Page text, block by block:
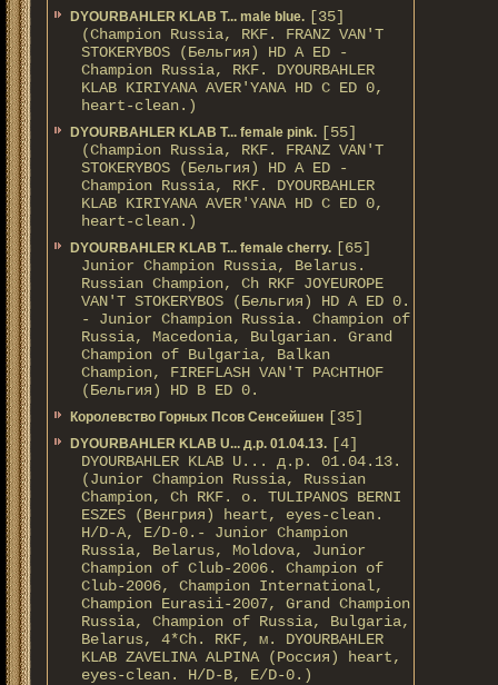
DYOURBAHLER KLAB T... male blue. [35]
(Champion Russia, RKF. FRANZ VAN'T
STOKERYBOS (Бельгия) HD А ED -
Champion Russia, RKF. DYOURBAHLER
KLAB KIRIYANA AVER'YANA HD С ED 0,
heart-clean.)
DYOURBAHLER KLAB T... female pink. [55]
(Champion Russia, RKF. FRANZ VAN'T
STOKERYBOS (Бельгия) HD А ED -
Champion Russia, RKF. DYOURBAHLER
KLAB KIRIYANA AVER'YANA HD С ED 0,
heart-clean.)
DYOURBAHLER KLAB T... female cherry. [65]
Junior Champion Russia, Belarus.
Russian Champion, Ch RKF JOYEUROPE
VAN'T STOKERYBOS (Бельгия) HD А ED 0.
- Junior Champion Russia. Champion of
Russia, Macedonia, Bulgarian. Grand
Champion of Bulgaria, Balkan
Champion, FIREFLASH VAN'T PACHTHOF
(Бельгия) HD B ED 0.
Королевство Горных Псов Сенсейшен [35]
DYOURBAHLER KLAB U... д.р. 01.04.13. [4]
DYOURBAHLER KLAB U... д.р. 01.04.13.
(Junior Champion Russia, Russian
Champion, Ch RKF. о. TULIPANOS BERNI
ESZES (Венгрия) heart, eyes-clean.
H/D-A, E/D-0.- Junior Champion
Russia, Belarus, Moldova, Junior
Champion of Club-2006. Champion of
Club-2006, Champion International,
Champion Eurasii-2007, Grand Champion
Russia, Champion of Russia, Bulgaria,
Belarus, 4*Ch. RKF, м. DYOURBAHLER
KLAB ZAVELINA ALPINA (Россия) heart,
eyes-clean. H/D-В, E/D-0.)